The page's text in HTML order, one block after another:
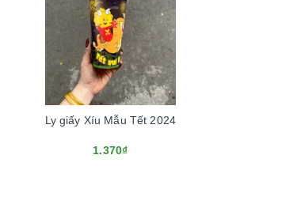
Ly giấy Xíu Mẫu Tết 2024
1.370₫